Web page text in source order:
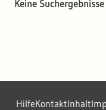
Keine
HilfeKontaktInhalt